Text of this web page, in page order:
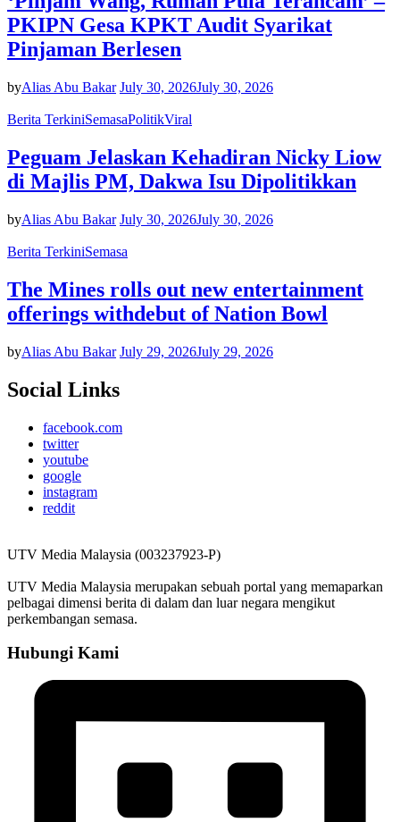
PKIPN Gesa KPKT Audit Syarikat
Pinjaman Berlesen
byAlias Abu Bakar July 30, 2026July 30, 2026
Berita TerkiniSemasaPolitikViral
Peguam Jelaskan Kehadiran Nicky Liow
di Majlis PM, Dakwa Isu Dipolitikkan
byAlias Abu Bakar July 30, 2026July 30, 2026
Berita TerkiniSemasa
The Mines rolls out new entertainment
offerings withdebut of Nation Bowl
byAlias Abu Bakar July 29, 2026July 29, 2026
Social Links
facebook.com
twitter
youtube
google
instagram
reddit
UTV Media Malaysia (003237923-P)
UTV Media Malaysia merupakan sebuah portal yang memaparkan
pelbagai dimensi berita di dalam dan luar negara mengikut
perkembangan semasa.
Hubungi Kami